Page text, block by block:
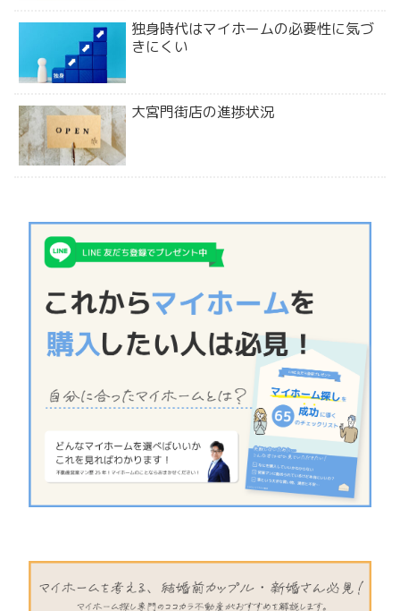
独身時代はマイホームの必要性に気づ
きにくい
大宮門街店の進捗状況